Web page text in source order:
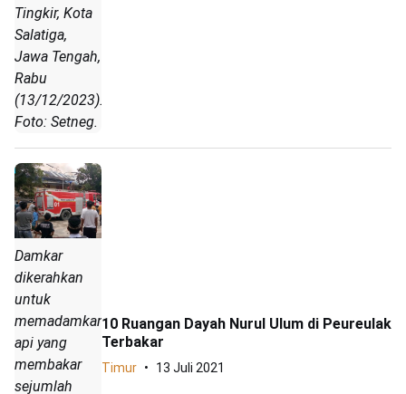
Tingkir, Kota
Salatiga,
Jawa Tengah,
Rabu
(13/12/2023).
Foto: Setneg.
Damkar
dikerahkan
untuk
memadamkan
api yang
membakar
sejumlah
10 Ruangan Dayah Nurul Ulum di Peureulak
Terbakar
Timur 13 Juli 2021